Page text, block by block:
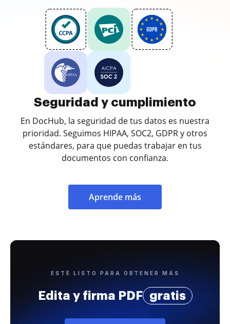
Seguridad y cumplimiento
En DocHub, la seguridad de tus datos es nuestra
prioridad. Seguimos HIPAA, SOC2, GDPR y otros
estándares, para que puedas trabajar en tus
documentos con confianza.
Aprende más
ESTÉ LISTO PARA OBTENER MÁS
Edita y firma PDF gratis